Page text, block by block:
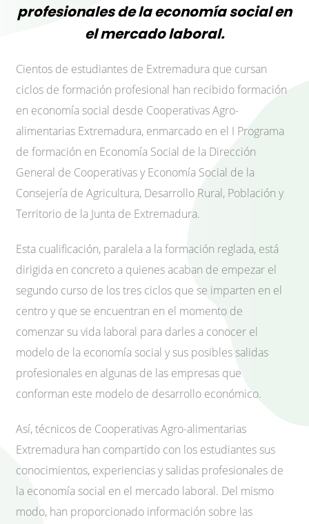
profesionales de la economía social en
el mercado laboral.
Cientos de estudiantes de Extremadura que cursan
ciclos de formación profesional han recibido formación
en economía social desde Cooperativas Agro-
alimentarias Extremadura, enmarcado en el I Programa
de formación en Economía Social de la Dirección
General de Cooperativas y Economía Social de la
Consejería de Agricultura, Desarrollo Rural, Población y
Territorio de la Junta de Extremadura.
Esta cualificación, paralela a la formación reglada, está
dirigida en concreto a quienes acaban de empezar el
segundo curso de los tres ciclos que se imparten en el
centro y que se encuentran en el momento de
comenzar su vida laboral para darles a conocer el
modelo de la economía social y sus posibles salidas
profesionales en algunas de las empresas que
conforman este modelo de desarrollo económico.
Así, técnicos de Cooperativas Agro-alimentarias
Extremadura han compartido con los estudiantes sus
conocimientos, experiencias y salidas profesionales de
la economía social en el mercado laboral. Del mismo
modo, han proporcionado información sobre las